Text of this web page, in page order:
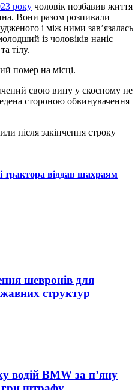
року чоловік позбавив життя
Вони разом розпивали
і між ними зав’язалась
із чоловіків наніс
тілу.
помер на місці.
свою вину у скоєному не
стороною обвинувачення
після закінчення строку
трактора віддав шахраям
шевронів для
структур
водій BMW за п’яну